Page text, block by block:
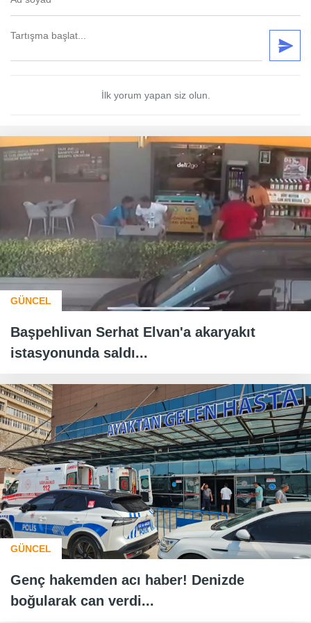
İlk yorum yapan siz olun.
GÜNCEL
Başpehlivan Serhat Elvan'a akaryakıt
istasyonunda saldı...
GÜNCEL
Genç hakemden acı haber! Denizde
boğularak can verdi...